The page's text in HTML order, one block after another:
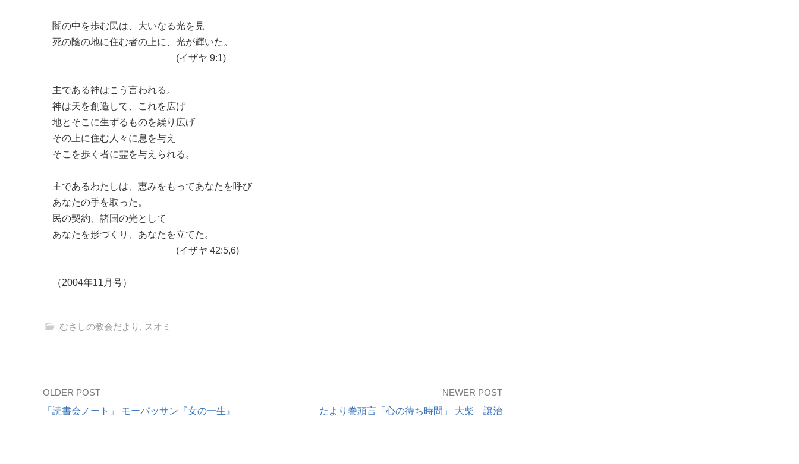
闇の中を歩む民は、大いなる光を見
死の陰の地に住む者の上に、光が輝いた。
(イザヤ 9:1)
主である神はこう言われる。
神は天を創造して、これを広げ
地とそこに生ずるものを繰り広げ
その上に住む人々に息を与え
そこを歩く者に霊を与えられる。
主であるわたしは、恵みをもってあなたを呼び
あなたの手を取った。
民の契約、諸国の光として
あなたを形づくり、あなたを立てた。
(イザヤ 42:5,6)
（2004年11月号）
むさしの教会だより , スオミ
Post
navigation
OLDER POST
「読書会ノート」 モーパッサン『女の一生』
NEWER POST
たより巻頭言「心の待ち時間」 大柴 譲治